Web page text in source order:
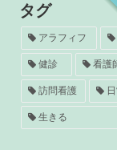
タグ
アラフィフ
健診 看護
訪問看護 日
生きる